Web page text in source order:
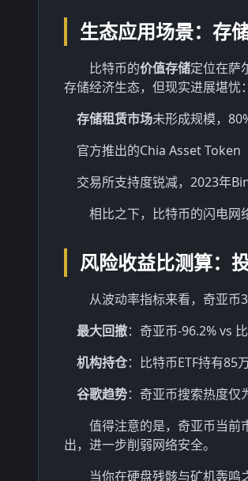
生态应用场景：存
比特币的价值存储定位在萨
存储经济生态，但现实进展堪忧：
存储租赁市场未形成规模，
官方推出的Chia Asset Token
交易所支持度锐减，2023年
相比之下，比特币的闪电网
风险收益比测算：
从波动率指标来看，奇亚币
最大回撤：奇亚币-96.2% vs
机构持仓：比特币ETF持有85
谷歌趋势：奇亚币搜索热度仅
值得注意的是，奇亚币当
出，进一步削弱网络安全。
当你在硬盘残骸与矿机轰